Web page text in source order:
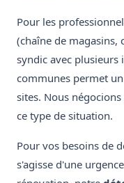
Pour les
(chaîne de magasins,
syndic avec
communes permet
sites. Nous
ce type de situation.
Pour vos besoins de
s'agisse d'une